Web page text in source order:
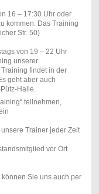
16 – 17:30 Uhr oder
kommen. Das Training
Str. 50)
von 19 – 22 Uhr
unserer
findet in der
geht aber auch
Halle.
teilnehmen,
Trainer jeder Zeit
vor Ort
Sie uns auch per